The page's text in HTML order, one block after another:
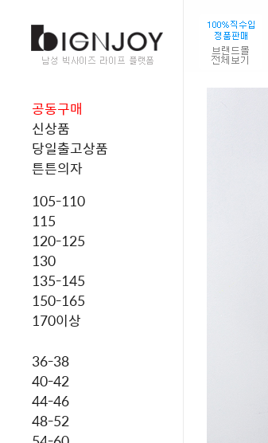
공동구매
신상품
당일출고상품
튼튼의자
105-110
115
120-125
130
135-145
150-165
170이상
36-38
40-42
44-46
48-52